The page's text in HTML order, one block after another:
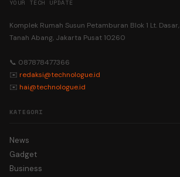
YOUR TECH UPDATE
Komplek Rumah Susun Petamburan Blok 1 Lt. Dasar,
Tanah Abang, Jakarta Pusat 10260
📞 087878477366
✉️ redaksi@technologue.id
✉️ hai@technologue.id
KATEGORI
News
Gadget
Business